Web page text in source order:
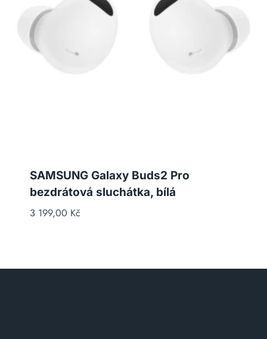
SAMSUNG Galaxy Buds2 Pro
bezdrátová sluchátka, bílá
3 199,00 Kč